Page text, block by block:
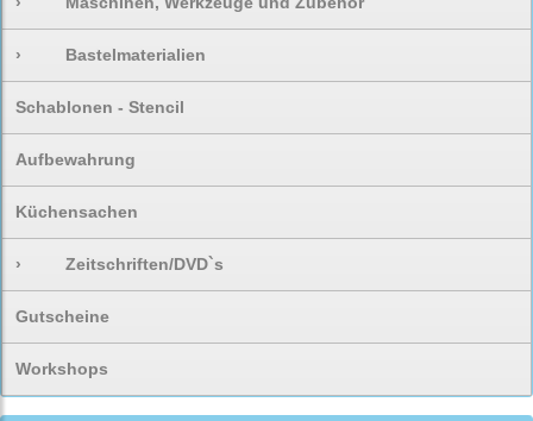
› Bastelmaterialien
Schablonen - Stencil
Aufbewahrung
Küchensachen
› Zeitschriften/DVD`s
Gutscheine
Workshops